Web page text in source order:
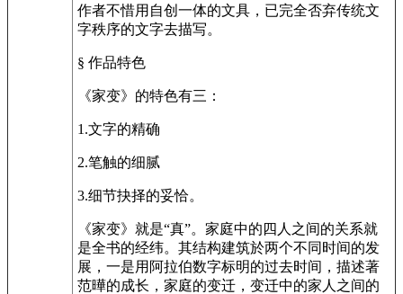
作者不惜用自创一体的文具，已完全否弃传统文
字秩序的文字去描写。
§ 作品特色
《家变》的特色有三：
1.文字的精确
2.笔触的细腻
3.细节抉择的妥恰。
《家变》就是“真”。家庭中的四人之间的关系就
是全书的经纬。其结构建筑於两个不同时间的发
展，一是用阿拉伯数字标明的过去时间，描述著
范曄的成长，家庭的变迁，变迁中的家人之间的